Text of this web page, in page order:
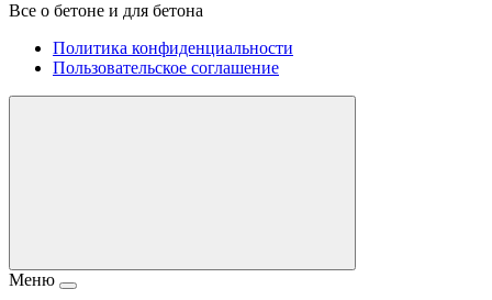
Все о бетоне и для бетона
Политика конфиденциальности
Пользовательское соглашение
Меню